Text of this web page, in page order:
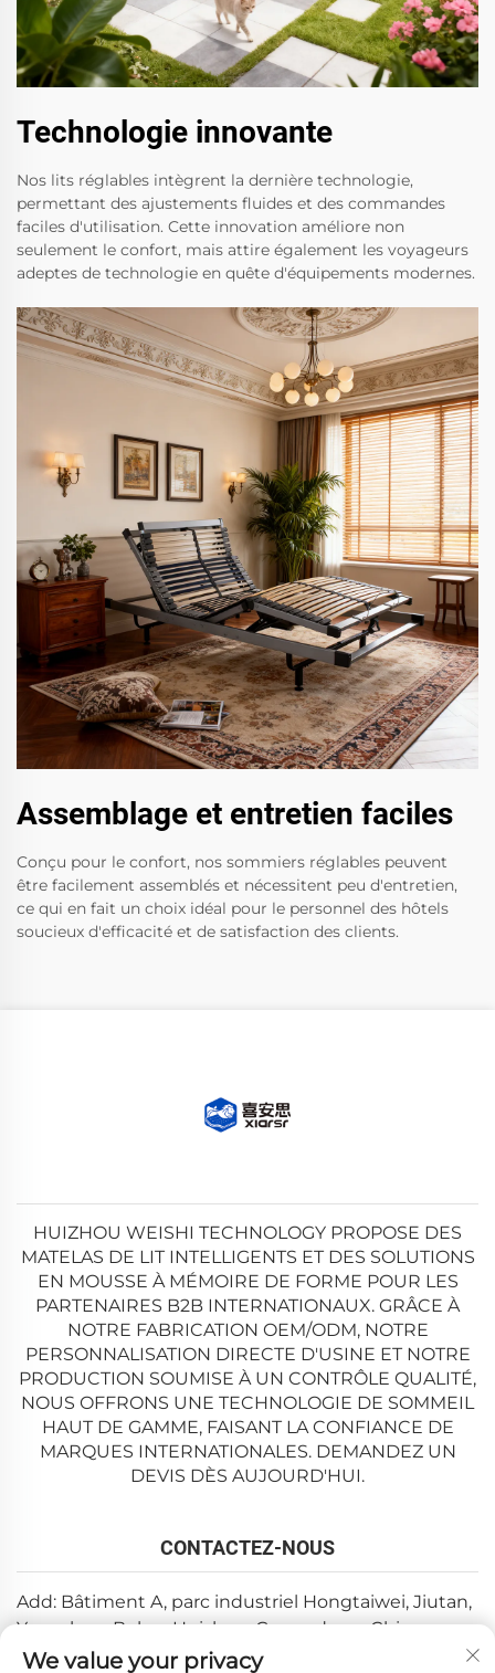
Technologie innovante
Nos lits réglables intègrent la dernière technologie,
permettant des ajustements fluides et des commandes
faciles d'utilisation. Cette innovation améliore non
seulement le confort, mais attire également les voyageurs
adeptes de technologie en quête d'équipements modernes.
Assemblage et entretien faciles
Conçu pour le confort, nos sommiers réglables peuvent
être facilement assemblés et nécessitent peu d'entretien,
ce qui en fait un choix idéal pour le personnel des hôtels
soucieux d'efficacité et de satisfaction des clients.
HUIZHOU WEISHI TECHNOLOGY PROPOSE DES
MATELAS DE LIT INTELLIGENTS ET DES SOLUTIONS
EN MOUSSE À MÉMOIRE DE FORME POUR LES
PARTENAIRES B2B INTERNATIONAUX. GRÂCE À
NOTRE FABRICATION OEM/ODM, NOTRE
PERSONNALISATION DIRECTE D'USINE ET NOTRE
PRODUCTION SOUMISE À UN CONTRÔLE QUALITÉ,
NOUS OFFRONS UNE TECHNOLOGIE DE SOMMEIL
HAUT DE GAMME, FAISANT LA CONFIANCE DE
MARQUES INTERNATIONALES. DEMANDEZ UN
DEVIS DÈS AUJOURD'HUI.
CONTACTEZ-NOUS
Add: Bâtiment A, parc industriel Hongtaiwei, Jiutan,
Yuanzhou, Boluo, Huizhou, Guangdong, Chine
Email :[email protected]
We value your privacy